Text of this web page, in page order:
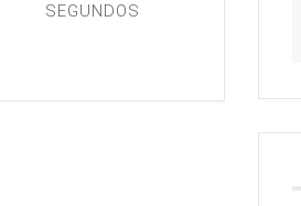
SEGUNDOS